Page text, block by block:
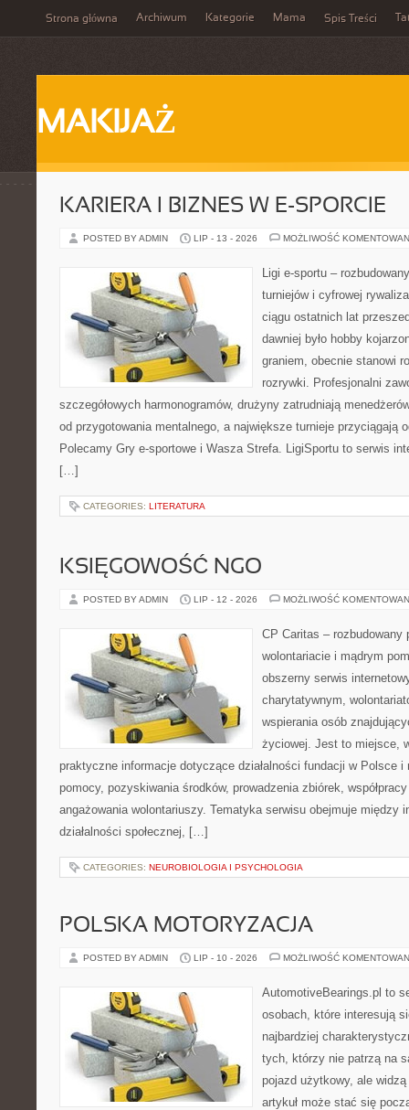
Strona główna Archiwum Kategorie Mama Spis Treści
MAKIJAŻ
KARIERA I BIZNES W E-SPORCIE
POSTED BY ADMIN LIP - 13 - 2026 MOŻLIWOŚĆ
Ligi e-sportu –
turniejów i cyfrowej
ciągu ostatnich lat
dawniej było hobby
graniem, obecnie stanowi
rozrywki. Profesjonalni
szczegółowych harmonogramów, drużyny zatrudniają
od przygotowania mentalnego, a największe turnieje przyciągają
Polecamy Gry e-sportowe i Wasza Strefa. LigiSportu to serwis
[…]
CATEGORIES: LITERATURA
KSIĘGOWOŚĆ NGO
POSTED BY ADMIN LIP - 12 - 2026 MOŻLIWOŚĆ
CP Caritas – rozbudowany
wolontariacie i mądrym
obszerny serwis
charytatywnym,
wspierania osób
życiowej. Jest to miejsce,
praktyczne informacje dotyczące działalności fundacji w Polsce i
pomocy, pozyskiwania środków, prowadzenia zbiórek,
angażowania wolontariuszy. Tematyka serwisu obejmuje między
działalności społecznej, […]
CATEGORIES: NEUROBIOLOGIA I PSYCHOLOGIA
POLSKA MOTORYZACJA
POSTED BY ADMIN LIP - 10 - 2026 MOŻLIWOŚĆ
AutomotiveBearings.pl to
osobach, które interesują
najbardziej
tych, którzy nie patrzą na
pojazd użytkowy, ale
artykuł może stać się